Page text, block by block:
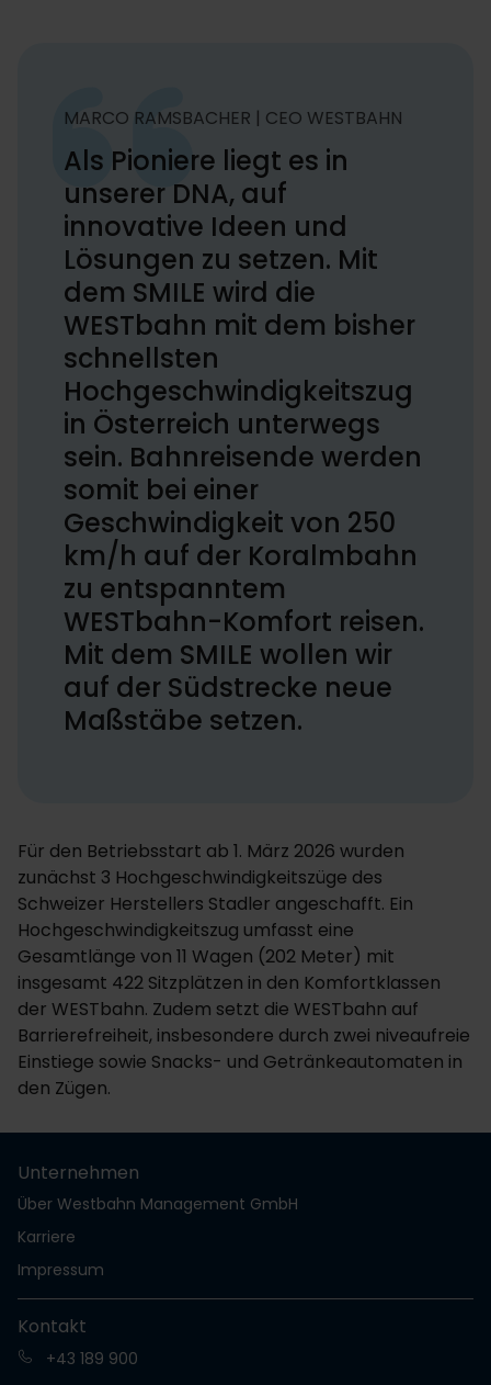
MARCO RAMSBACHER | CEO WESTBAHN
Als Pioniere liegt es in
unserer DNA, auf
innovative Ideen und
Lösungen zu setzen. Mit
dem SMILE wird die
WESTbahn mit dem bisher
schnellsten
Hochgeschwindigkeitszug
in Österreich unterwegs
sein. Bahnreisende werden
somit bei einer
Geschwindigkeit von 250
km/h auf der Koralmbahn
zu entspanntem
WESTbahn-Komfort reisen.
Mit dem SMILE wollen wir
auf der Südstrecke neue
Maßstäbe setzen.
Für den Betriebsstart ab 1. März 2026 wurden
zunächst 3 Hochgeschwindigkeitszüge des
Schweizer Herstellers Stadler angeschafft. Ein
Hochgeschwindigkeitszug umfasst eine
Gesamtlänge von 11 Wagen (202 Meter) mit
insgesamt 422 Sitzplätzen in den Komfortklassen
der WESTbahn. Zudem setzt die WESTbahn auf
Barrierefreiheit, insbesondere durch zwei niveaufreie
Einstiege sowie Snacks- und Getränkeautomaten in
den Zügen.
Unternehmen
Über Westbahn Management GmbH
Karriere
Impressum
Kontakt
+43 189 900